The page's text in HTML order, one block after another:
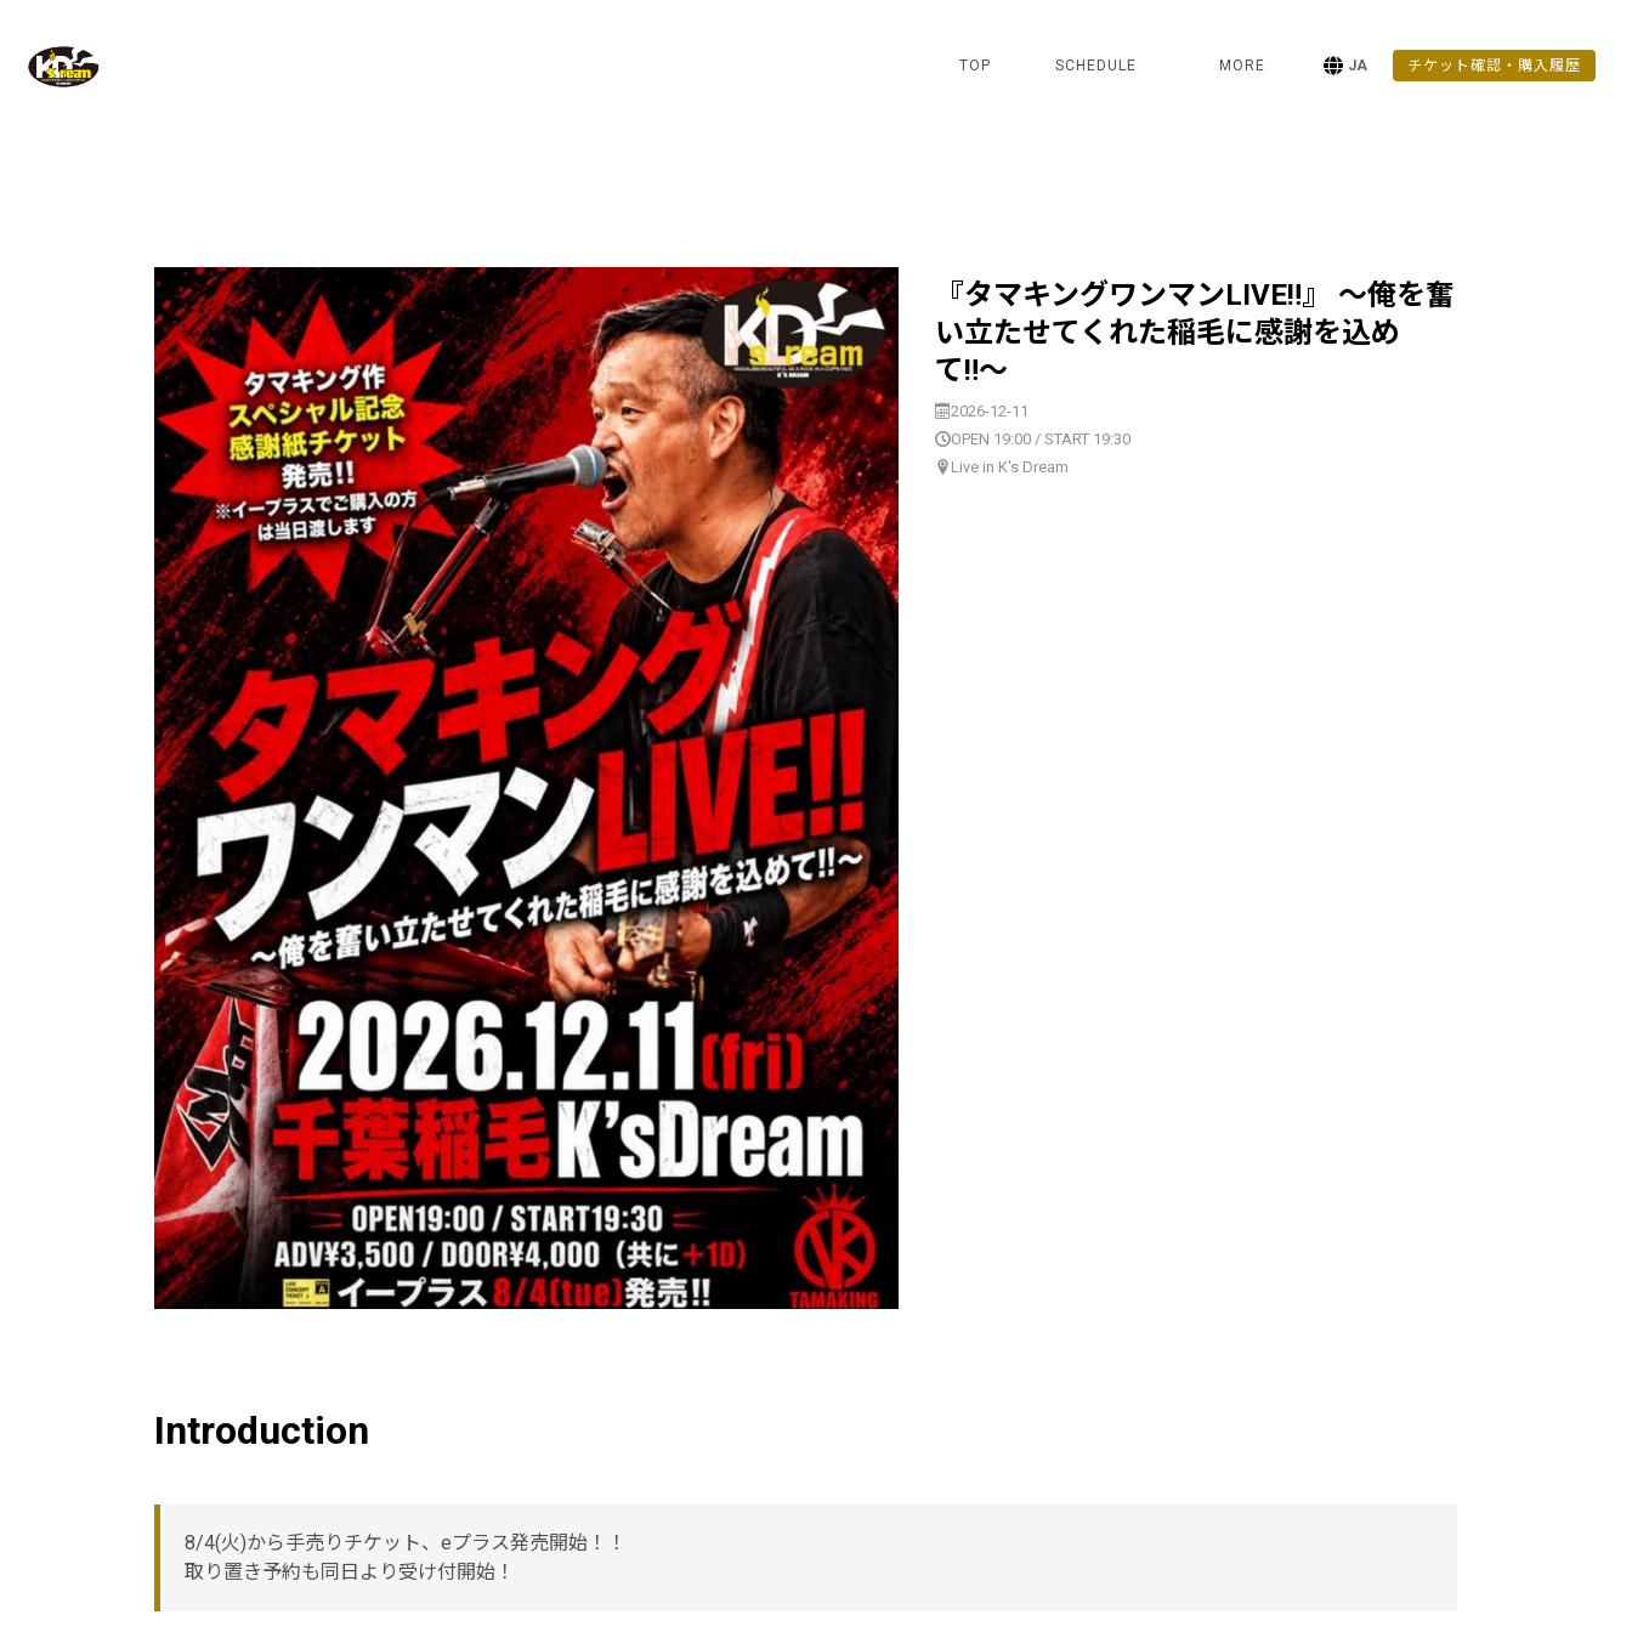
TOP SCHEDULE MORE JA チケット確認・購入履歴
『タマキングワンマンLIVE‼︎』 〜俺を奮
い立たせてくれた稲毛に感謝を込め
て‼︎〜
2026-12-11
OPEN 19:00 / START 19:30
Live in K's Dream
Introduction
8/4(火)から手売りチケット、eプラス発売開始！！
取り置き予約も同日より受け付開始！